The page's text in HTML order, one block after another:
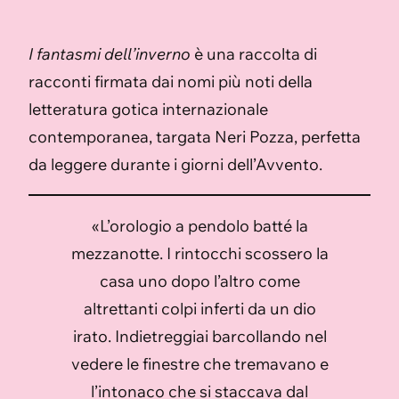
I fantasmi dell’inverno è una raccolta di
racconti firmata dai nomi più noti della
letteratura gotica internazionale
contemporanea, targata Neri Pozza, perfetta
da leggere durante i giorni dell’Avvento.
«L’orologio a pendolo batté la
mezzanotte. I rintocchi scossero la
casa uno dopo l’altro come
altrettanti colpi inferti da un dio
irato. Indietreggiai barcollando nel
vedere le finestre che tremavano e
l’intonaco che si staccava dal